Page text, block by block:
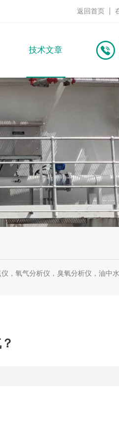
返回首页
技术文章
，氧气分析仪，臭氧分析仪，油中水分